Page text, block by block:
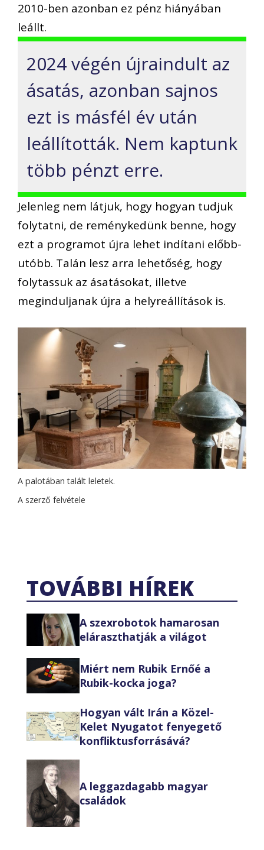
2010-ben azonban ez pénz hiányában
leállt.
2024 végén újraindult az
ásatás, azonban sajnos
ezt is másfél év után
leállították. Nem kaptunk
több pénzt erre.
Jelenleg nem látjuk, hogy hogyan tudjuk
folytatni, de reménykedünk benne, hogy
ezt a programot újra lehet indítani előbb-
utóbb. Talán lesz arra lehetőség, hogy
folytassuk az ásatásokat, illetve
meginduljanak újra a helyreállítások is.
A palotában talált leletek.
A szerző felvétele
TOVÁBBI HÍREK
A szexrobotok hamarosan
eláraszthatják a világot
Miért nem Rubik Ernőé a
Rubik-kocka joga?
Hogyan vált Irán a Közel-
Kelet Nyugatot fenyegető
konfliktusforrásává?
A leggazdagabb magyar
családok